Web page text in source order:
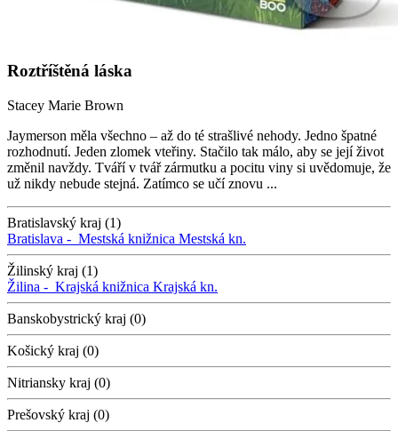
Roztříštěná láska
Stacey Marie Brown
Jaymerson měla všechno – až do té strašlivé nehody. Jedno špatné
rozhodnutí. Jeden zlomek vteřiny. Stačilo tak málo, aby se její život
změnil navždy. Tváří v tvář zármutku a pocitu viny si uvědomuje, že
už nikdy nebude stejná. Zatímco se učí znovu ...
Bratislavský kraj (1)
Bratislava - Mestská knižnica Mestská kn.
Žilinský kraj (1)
Žilina - Krajská knižnica Krajská kn.
Banskobystrický kraj (0)
Košický kraj (0)
Nitriansky kraj (0)
Prešovský kraj (0)